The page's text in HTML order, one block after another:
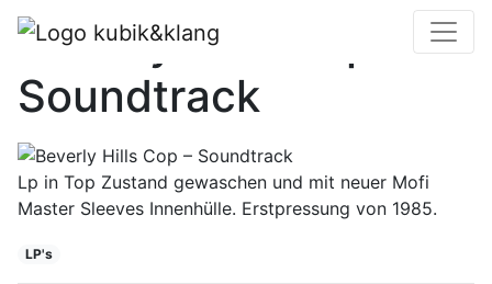
Beverly Hills Cop –
Soundtrack
Lp in Top Zustand gewaschen und mit neuer Mofi
Master Sleeves Innenhülle. Erstpressung von 1985.
LP's